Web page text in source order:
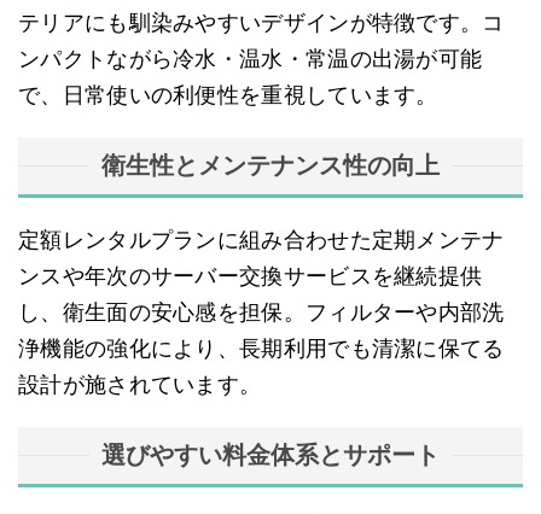
テリアにも馴染みやすいデザインが特徴です。コ
ンパクトながら冷水・温水・常温の出湯が可能
で、日常使いの利便性を重視しています。
衛生性とメンテナンス性の向上
定額レンタルプランに組み合わせた定期メンテナ
ンスや年次のサーバー交換サービスを継続提供
し、衛生面の安心感を担保。フィルターや内部洗
浄機能の強化により、長期利用でも清潔に保てる
設計が施されています。
選びやすい料金体系とサポート